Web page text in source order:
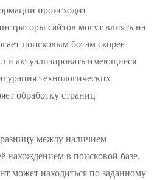
происходит
сайтов могут влиять на
поисковым ботам скорее
и актуализировать имеющиеся
технологических
обработку страниц
между наличием
нахождением в поисковой базе.
может находиться по заданному